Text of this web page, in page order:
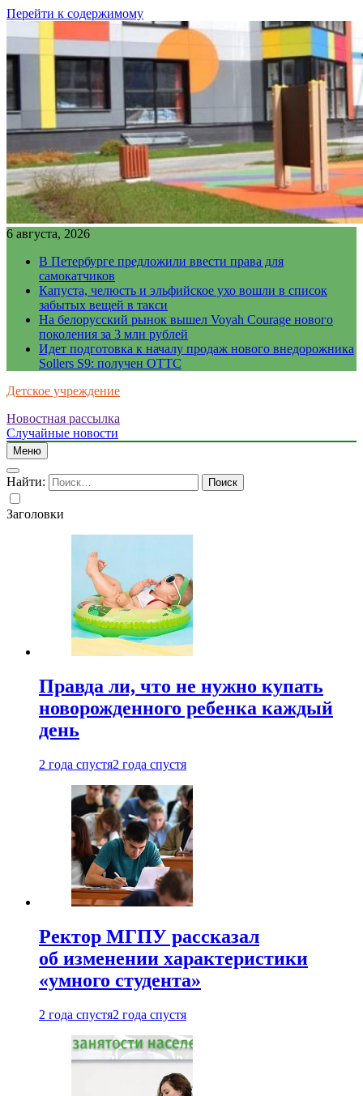
Перейти к содержимому
6 августа, 2026
В Петербурге предложили ввести права для
самокатчиков
Капуста, челюсть и эльфийское ухо вошли в список
забытых вещей в такси
На белорусский рынок вышел Voyah Courage нового
поколения за 3 млн рублей
Идет подготовка к началу продаж нового внедорожника
Sollers S9: получен ОТТС
Детское учреждение
Новостная рассылка
Случайные новости
Меню
Найти:
Заголовки
Правда ли, что не нужно купать
новорожденного ребенка каждый
день
2 года спустя2 года спустя
Ректор МГПУ рассказал
об изменении характеристики
«умного студента»
2 года спустя2 года спустя